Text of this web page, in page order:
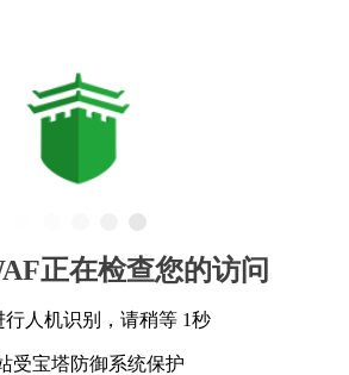
正在检查您的访问
行人机识别，请稍等 1秒
受宝塔防御系统保护